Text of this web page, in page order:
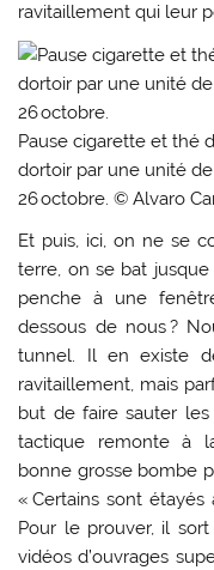
ravitaillement qui leur
Pause cigarette et thé
dortoir par une unité
26 octobre. © Alvaro
Et puis, ici, on ne se
terre, on se bat
penche à une
dessous de nous ?
tunnel. Il en existe
ravitaillement, mais
but de faire sauter les
tactique remonte à
bonne grosse bombe
« Certains sont
Pour le prouver, il
vidéos d’ouvrages